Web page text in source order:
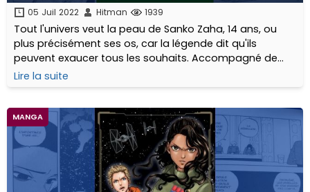
05 Juil 2022 Hitman 1939
Tout l'univers veut la peau de Sanko Zaha, 14 ans, ou
plus précisément ses os, car la légende dit qu'ils
peuvent exaucer tous les souhaits. Accompagné de
son fidèle sakadoh, Avakian, et de la dévoreuse de
morts, Death en, il traverse le cosmos en...
Lire la suite
MANGA